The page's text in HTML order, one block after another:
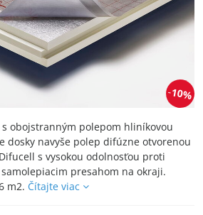
10%
s obojstranným polepom hliníkovou
dosky navyše polep difúzne otvorenou
s vysokou odolnosťou proti
presahom na okraji.
m2. Čítajte viac